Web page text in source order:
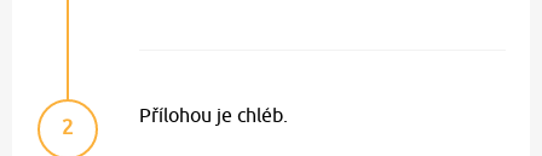
2 Přílohou je chléb.